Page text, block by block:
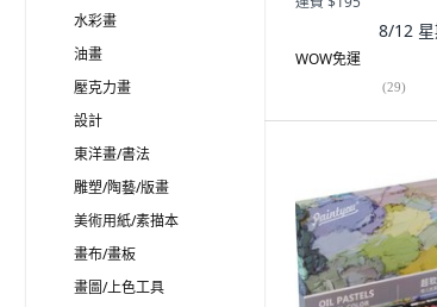
水彩畫
油畫
壓克力畫
設計
東洋畫/書法
雕塑/陶藝/版畫
美術用紙/素描本
畫布/畫板
畫圖/上色工具
8/12
WOW免運
(29)